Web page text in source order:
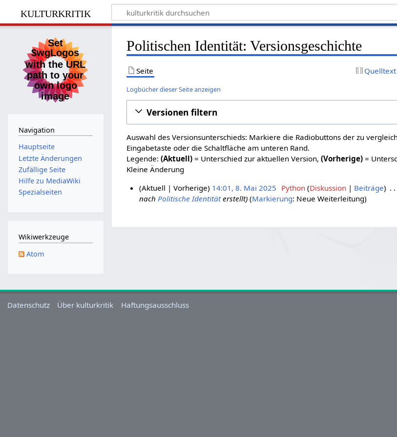
kulturkritik
Politischen Identität: Versionsgeschichte
Seite
Logbücher dieser Seite anzeigen
Versionen filtern
Auswahl des Versionsunterschieds: Markiere die Radiobuttons der zu
Eingabetaste oder die Schaltfläche am unteren Rand.
Legende:(Aktuell) = Unterschied zur aktuellen Version,(Vorherige) =
Kleine Änderung
5
Aktuell Vorherige 14:01, 8. Mai 2025 Python Diskussion Beiträge
nach Politische Identitäterstellt Markierung: Neue Weiterleitung
Navigation
Hauptseite
Letzte Änderungen
Zufällige Seite
Hilfe zu MediaWiki
Spezialseiten
Wikiwerkzeuge
Atom
Datenschutz Über kulturkritik Haftungsausschluss